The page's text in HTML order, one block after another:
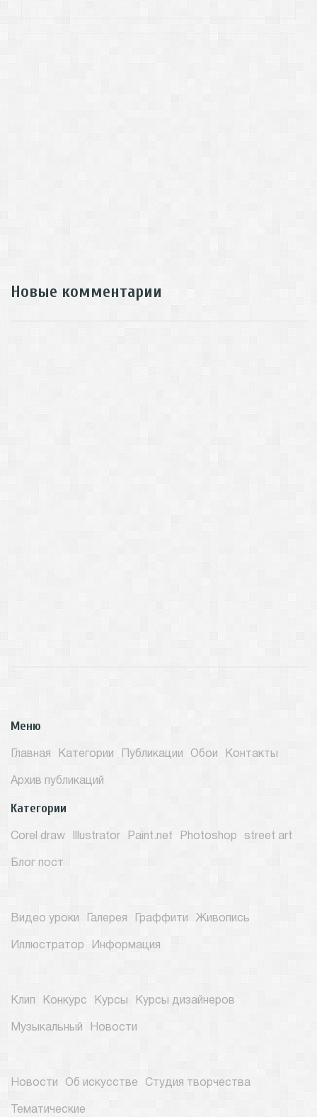
Новые комментарии
Меню
Главная Категории Публикации Обои Контакты
Архив публикаций
Категории
Corel draw Illustrator Paint.net Photoshop street art
Блог пост
Видео уроки Галерея Граффити Живопись
Иллюстратор Информация
Клип Конкурс Курсы Курсы дизайнеров
Музыкальный Новости
Новости Об искусстве Студия творчества
Тематические